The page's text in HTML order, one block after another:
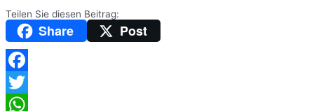
Teilen Sie diesen Beitrag:
Share Post
Facebook
Twitter